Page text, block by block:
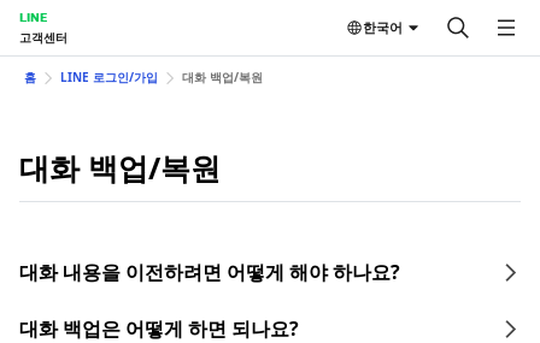
LINE
고객센터
한국어
홈 LINE 로그인/가입 대화 백업/복원
대화 백업/복원
대화 내용을 이전하려면 어떻게 해야 하나요?
대화 백업은 어떻게 하면 되나요?